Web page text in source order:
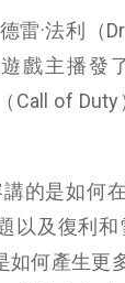
雷·法利（
遊戲主播發
Call of
的是如何
以及復利
如何產生更